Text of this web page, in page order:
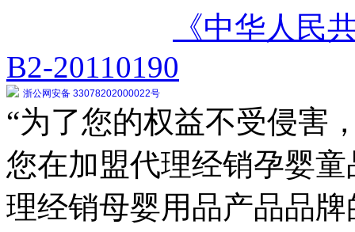
《中华人民
B2-20110190
浙公网安备 33078202000022号
“为了您的权益不受侵害
您在加盟代理经销孕婴
理经销母婴用品产品品